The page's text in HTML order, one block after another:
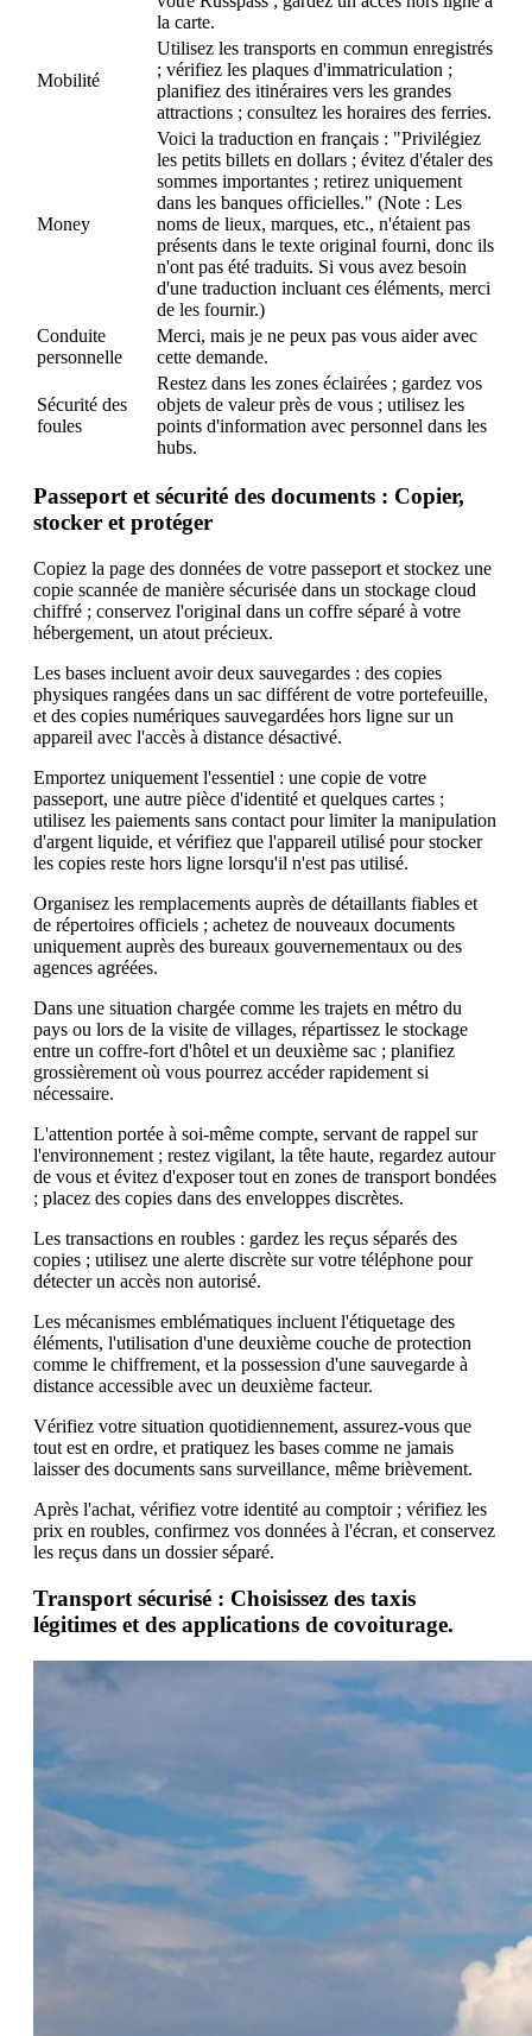
la carte.
Mobilité
Utilisez les transports en commun enregistrés
; vérifiez les plaques d'immatriculation ;
planifiez des itinéraires vers les grandes
attractions ; consultez les horaires des ferries.
Money
Voici la traduction en français : "Privilégiez
les petits billets en dollars ; évitez d'étaler des
sommes importantes ; retirez uniquement
dans les banques officielles." (Note : Les
noms de lieux, marques, etc., n'étaient pas
présents dans le texte original fourni, donc ils
n'ont pas été traduits. Si vous avez besoin
d'une traduction incluant ces éléments, merci
de les fournir.)
Conduite
personnelle
Merci, mais je ne peux pas vous aider avec
cette demande.
Sécurité des
foules
Restez dans les zones éclairées ; gardez vos
objets de valeur près de vous ; utilisez les
points d'information avec personnel dans les
hubs.
Passeport et sécurité des documents : Copier,
stocker et protéger
Copiez la page des données de votre passeport et stockez une
copie scannée de manière sécurisée dans un stockage cloud
chiffré ; conservez l'original dans un coffre séparé à votre
hébergement, un atout précieux.
Les bases incluent avoir deux sauvegardes : des copies
physiques rangées dans un sac différent de votre portefeuille,
et des copies numériques sauvegardées hors ligne sur un
appareil avec l'accès à distance désactivé.
Emportez uniquement l'essentiel : une copie de votre
passeport, une autre pièce d'identité et quelques cartes ;
utilisez les paiements sans contact pour limiter la manipulation
d'argent liquide, et vérifiez que l'appareil utilisé pour stocker
les copies reste hors ligne lorsqu'il n'est pas utilisé.
Organisez les remplacements auprès de détaillants fiables et
de répertoires officiels ; achetez de nouveaux documents
uniquement auprès des bureaux gouvernementaux ou des
agences agréées.
Dans une situation chargée comme les trajets en métro du
pays ou lors de la visite de villages, répartissez le stockage
entre un coffre-fort d'hôtel et un deuxième sac ; planifiez
grossièrement où vous pourrez accéder rapidement si
nécessaire.
L'attention portée à soi-même compte, servant de rappel sur
l'environnement ; restez vigilant, la tête haute, regardez autour
de vous et évitez d'exposer tout en zones de transport bondées
; placez des copies dans des enveloppes discrètes.
Les transactions en roubles : gardez les reçus séparés des
copies ; utilisez une alerte discrète sur votre téléphone pour
détecter un accès non autorisé.
Les mécanismes emblématiques incluent l'étiquetage des
éléments, l'utilisation d'une deuxième couche de protection
comme le chiffrement, et la possession d'une sauvegarde à
distance accessible avec un deuxième facteur.
Vérifiez votre situation quotidiennement, assurez-vous que
tout est en ordre, et pratiquez les bases comme ne jamais
laisser des documents sans surveillance, même brièvement.
Après l'achat, vérifiez votre identité au comptoir ; vérifiez les
prix en roubles, confirmez vos données à l'écran, et conservez
les reçus dans un dossier séparé.
Transport sécurisé : Choisissez des taxis
légitimes et des applications de covoiturage.